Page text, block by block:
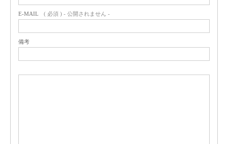
E-MAIL ( 必須 ) - 公開されません -
備考